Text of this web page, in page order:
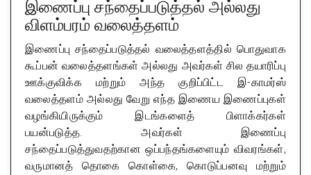
இணைப்பு சந்தைப்படுத்தல் அல்லது
விளம்பரம் வலைத்தளம்
இணைப்பு சந்தைப்படுத்தல் வலைத்தளத்தில் பொதுவாக
கூப்பன் வலைத்தளங்கள் அல்லது அவர்கள் சில தயாரிப்பு
ஊக்குவிக்க மற்றும் அந்த குறிப்பிட்ட இ-காமர்ஸ்
வலைத்தளம் அல்லது வேறு எந்த இணைய இணைப்புகள்
வழங்கியிருக்கும் இடங்களைத் பிளாக்கர்கள்
பயன்படுத்த. அவர்கள் இணைப்பு
சந்தைப்படுத்துவதற்கான ஒப்பந்தங்களையும் விவரங்கள்,
வருமானத் தொகை கொள்கை, கொடுப்பனவு மற்றும்